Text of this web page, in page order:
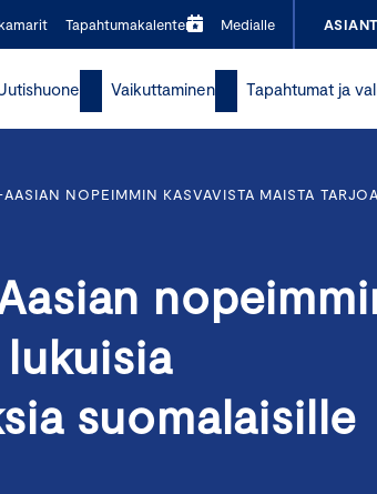
Tapahtumakalenteri Medialle
Vaikuttaminen Tapahtumat ja
NOPEIMMIN KASVAVISTA MAISTA
suomalaisille